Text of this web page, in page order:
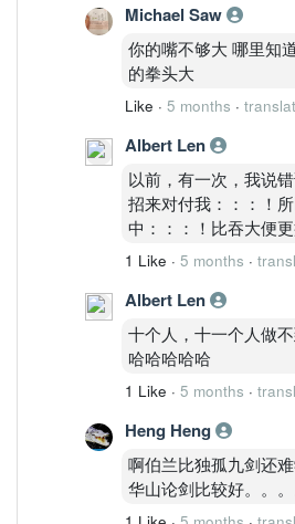
Michael Saw
你的嘴不够大 哪里知
的拳头大
Like · 5 months ·
Albert Len
以前，有一次，我说
招来对付我：：：！
中：：：！比吞大便
1 Like · 5 months ·
Albert Len
十个人，十一个人做
哈哈哈哈哈
1 Like · 5 months ·
Heng Heng
啊伯兰比独孤九剑还
华山论剑比较好。。